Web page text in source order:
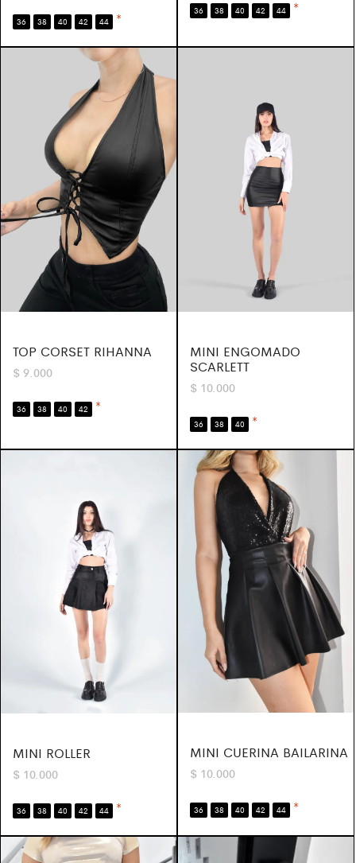
36 38 40 42 44 *
36 38 40 42 44 *
TOP CORSET RIHANNA
$ 9.000
36 38 40 42 *
MINI ENGOMADO
SCARLETT
$ 10.000
36 38 40 *
MINI ROLLER
$ 10.000
36 38 40 42 44 *
MINI CUERINA BAILARINA
$ 10.000
36 38 40 42 44 *